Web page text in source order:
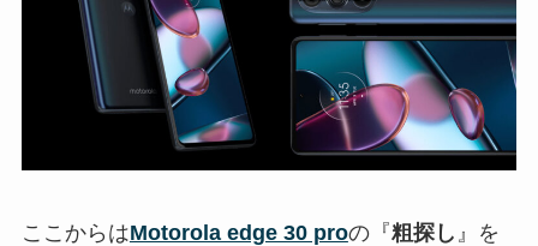
ここからはMotorola edge 30 proの『粗探し 』を